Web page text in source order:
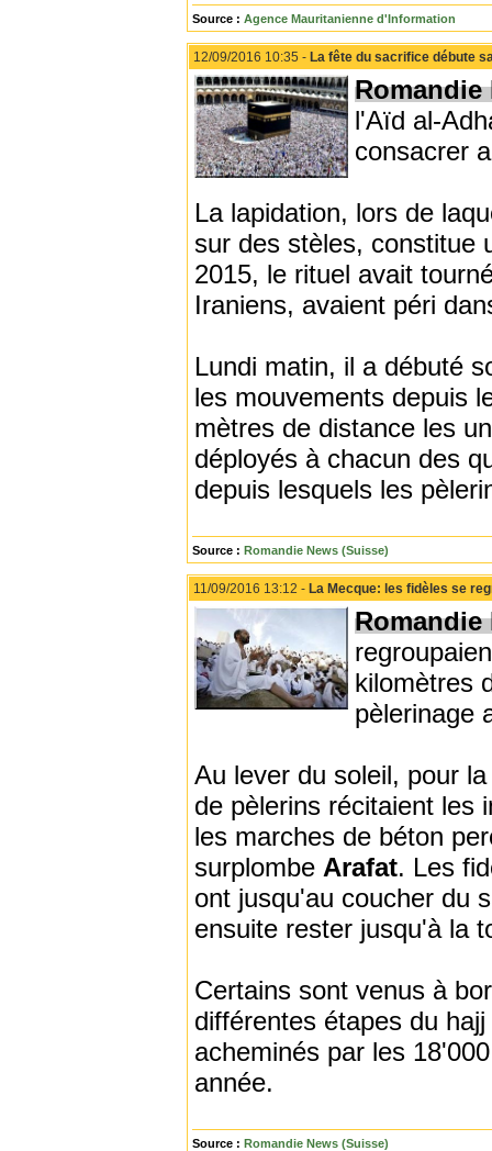
Source : Agence Mauritanienne d'Information
12/09/2016 10:35 - La fête du sacrifice débute
Romandie
l'Aïd al-
consacrer
La lapidation, lors de
sur des stèles, constitue
2015, le rituel avait
Iraniens, avaient péri
Lundi matin, il a débuté
les mouvements depuis
mètres de distance les
déployés à chacun des
depuis lesquels les
Source : Romandie News (Suisse)
11/09/2016 13:12 - La Mecque: les fidèles se
Romandie
kilomètres
pèlerinage
Au lever du soleil, pour
de pèlerins récitaient les
les marches de béton
surplombe Arafat. Les
ont jusqu'au coucher du
ensuite rester jusqu'à la
Certains sont venus à
différentes étapes du
acheminés par les
année.
Source : Romandie News (Suisse)